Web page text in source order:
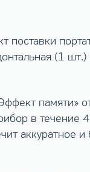
(1
памяти»
в течение